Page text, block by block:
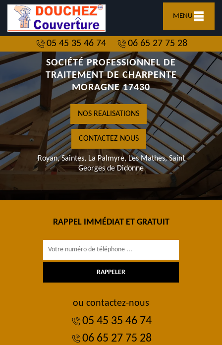
MENU
05 45 35 46 74
06 65 27 75 28
SOCIÉTÉ PROFESSIONNEL DE
TRAITEMENT DE CHARPENTE
MORAGNE 17430
NOS REALISATIONS
CONTACTEZ NOUS
Royan, Saintes, La Palmyre, Les Mathes, Saint
Georges de Didonne
RAPPEL IMMÉDIAT ET GRATUIT
ou contactez-nous
05 45 35 46 74
06 65 27 75 28